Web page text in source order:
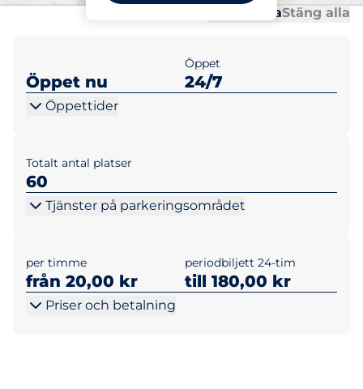
Öppna allaStäng alla
Öppet nu
Öppet
24/7
Öppettider
Totalt antal platser
60
Tjänster på parkeringsområdet
per timme
från 20,00 kr
periodbiljett 24-tim
till 180,00 kr
Priser och betalning